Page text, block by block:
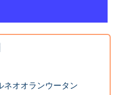
ネオオランウータン